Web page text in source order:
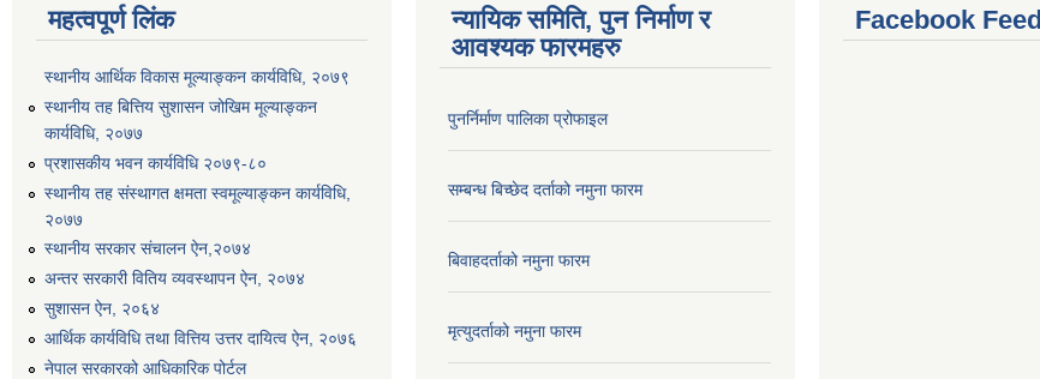
महत्वपूर्ण लिंक
स्थानीय आर्थिक विकास मूल्याङ्कन कार्यविधि, २०७९
स्थानीय तह बित्तिय सुशासन जोखिम मूल्याङ्कन
कार्यविधि, २०७७
प्रशासकीय भवन कार्यविधि २०७९-८०
स्थानीय तह संस्थागत क्षमता स्वमूल्याङ्कन कार्यविधि,
२०७७
स्थानीय सरकार संचालन ऐन,२०७४
अन्तर सरकारी वितिय व्यवस्थापन ऐन, २०७४
सुशासन ऐन, २०६४
आर्थिक कार्यविधि तथा वित्तिय उत्तर दायित्व ऐन, २०७६
नेपाल सरकारको आधिकारिक पोर्टल
न्यायिक समिति, पुन निर्माण र
आवश्यक फारमहरु
पुनर्निर्माण पालिका प्रोफाइल
सम्बन्ध बिच्छेद दर्ताको नमुना फारम
बिवाहदर्ताको नमुना फारम
मृत्युदर्ताको नमुना फारम
Facebook Feed